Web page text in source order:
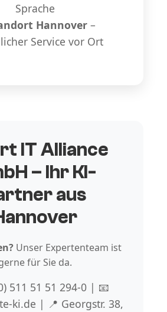
Sprache
Hannover–
Service vor Ort
IT Alliance
– Ihr KI-
aus
Unser Expertenteam ist
für Sie da.
511 51 51 294-0 | 📧
ki.de | 📍 Georgstr. 38,